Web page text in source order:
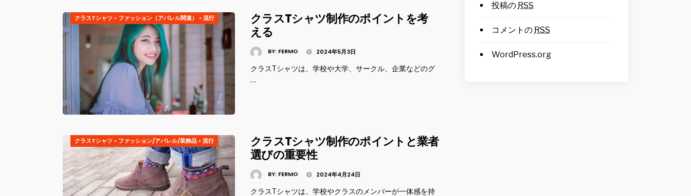
クラスTシャツ • ファッション（アパレル関連） • 流行
クラスTシャツ制作のポイントを考
える
BY: FERMO 2024年5月3日
クラスTシャツは、学校や大学、サークル、企業などのグ
…
クラスTシャツ • ファッション/アパレル/装飾品 • 流行
クラスTシャツ制作のポイントと業者
選びの重要性
BY: FERMO 2024年4月24日
クラスTシャツは、学校やクラスのメンバーが一体感を持
投稿の RSS
コメントの RSS
WordPress.org